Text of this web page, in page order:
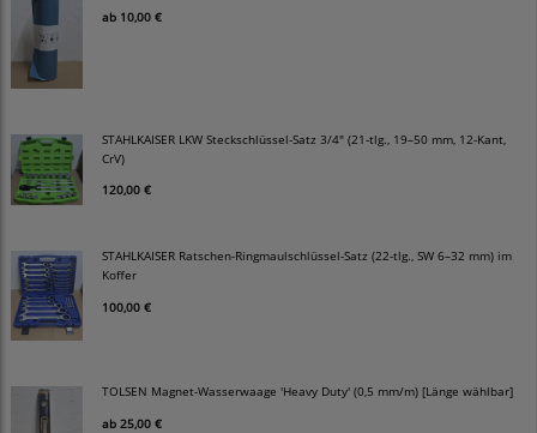
ab 10,00 €
STAHLKAISER LKW Steckschlüssel-Satz 3/4" (21-tlg., 19–50 mm, 12-Kant,
CrV)
120,00 €
STAHLKAISER Ratschen-Ringmaulschlüssel-Satz (22-tlg., SW 6–32 mm) im
Koffer
100,00 €
TOLSEN Magnet-Wasserwaage 'Heavy Duty' (0,5 mm/m) [Länge wählbar]
ab 25,00 €